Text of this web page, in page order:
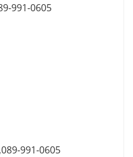
991-0605
991-0605